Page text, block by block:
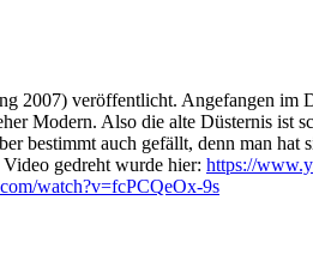
2007) veröffentlicht. Angefangen
Modern. Also die alte Düsternis
bestimmt auch gefällt, denn man
gedreht wurde hier: https://
watch?v=fcPCQeOx-9s